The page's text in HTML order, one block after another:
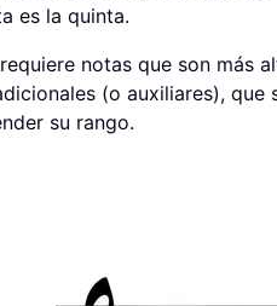
es la quinta.
notas que son más
(o auxiliares),
su rango.